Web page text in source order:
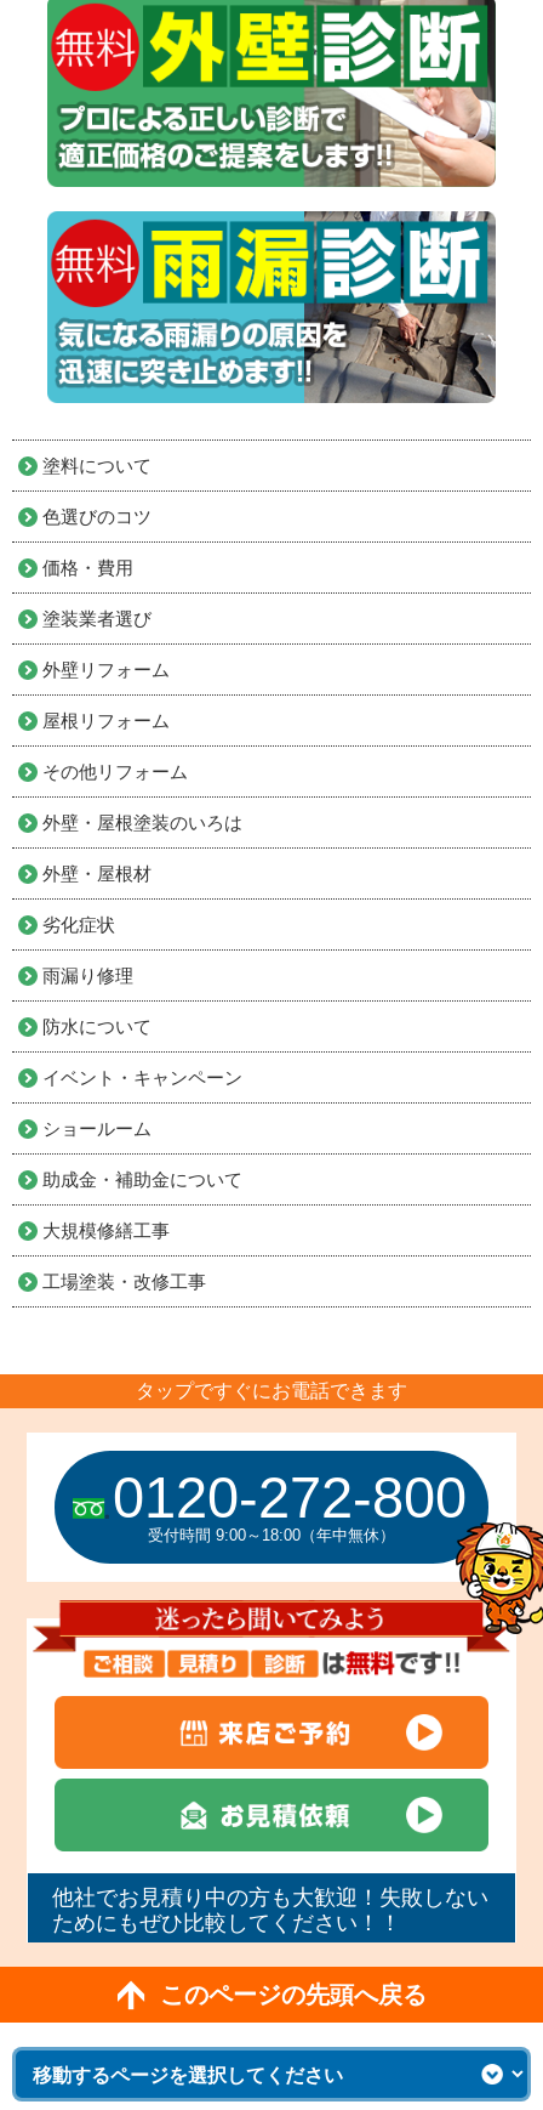
塗料について
色選びのコツ
価格・費用
塗装業者選び
外壁リフォーム
屋根リフォーム
その他リフォーム
外壁・屋根塗装のいろは
外壁・屋根材
劣化症状
雨漏り修理
防水について
イベント・キャンペーン
ショールーム
助成金・補助金について
大規模修繕工事
工場塗装・改修工事
タップですぐにお電話できます
0120-272-800
受付時間 9:00～18:00（年中無休）
他社でお見積り中の方も大歓迎！失敗しない
ためにもぜひ比較してください！！
このページの先頭へ戻る